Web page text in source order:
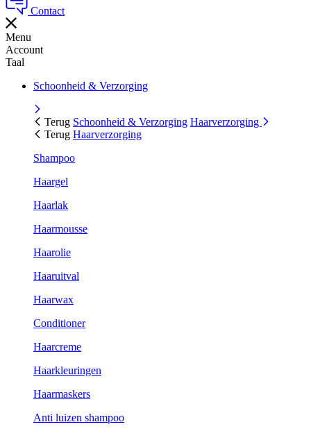
Contact
Menu
Account
Taal
Schoonheid & Verzorging
Terug Schoonheid & Verzorging Haarverzorging
Terug Haarverzorging
Shampoo
Haargel
Haarlak
Haarmousse
Haarolie
Haaruitval
Haarwax
Conditioner
Haarcreme
Haarkleuringen
Haarmaskers
Anti luizen shampoo